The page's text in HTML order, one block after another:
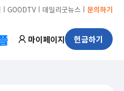
ㅣ GOODTVㅣ 데일리굿뉴스 ㅣ 문의하기
마이페이지 헌금하기